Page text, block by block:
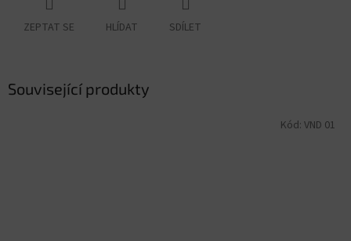
ZEPTAT SE HLÍDAT SDÍLET
Související produkty
Kód: VND 01